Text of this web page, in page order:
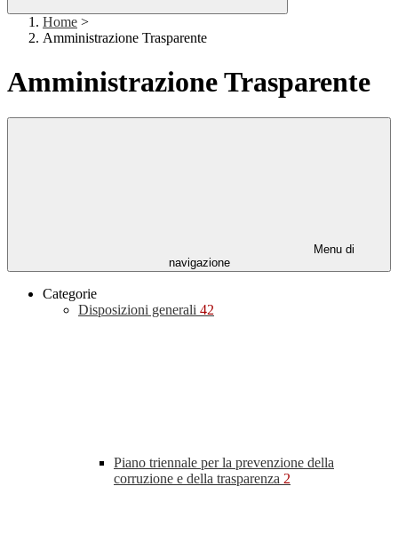
Home >
Amministrazione Trasparente
Amministrazione Trasparente
Menu di
navigazione
Categorie
Disposizioni generali 42
Piano triennale per la prevenzione della
corruzione e della trasparenza 2